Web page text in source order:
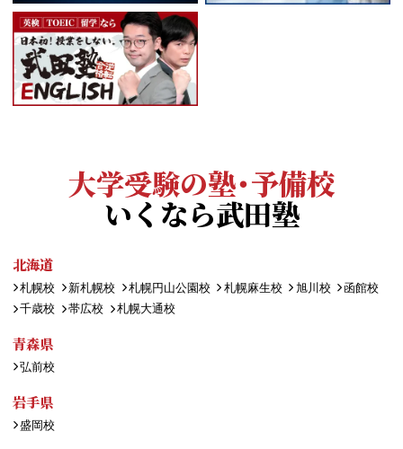
大学受験の塾・予備校
いくなら武田塾
北海道
札幌校 新札幌校 札幌円山公園校 札幌麻生校 旭川校
函館校
千歳校
帯広校 札幌大通校
青森県
弘前校
岩手県
盛岡校